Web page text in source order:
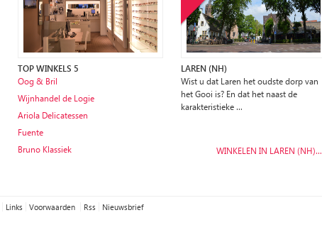
TOP WINKELS 5
Oog & Bril
Wijnhandel de Logie
Ariola Delicatessen
Fuente
Bruno Klassiek
LAREN (NH)
Wist u dat Laren het oudste dorp van
het Gooi is? En dat het naast de
karakteristieke …
WINKELEN IN LAREN (NH)…
Links Voorwaarden Rss Nieuwsbrief